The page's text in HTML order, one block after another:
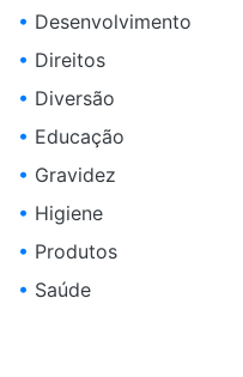
• Desenvolvimento
• Direitos
• Diversão
• Educação
• Gravidez
• Higiene
• Produtos
• Saúde